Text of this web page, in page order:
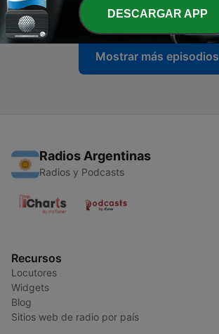
06 abr. 2021
Mostrar más episodios
Radios Argentinas
Radios y Podcasts
Recursos
Locutores
Widgets
Blog
Sitios web de radio por país
DESCARGAR APP